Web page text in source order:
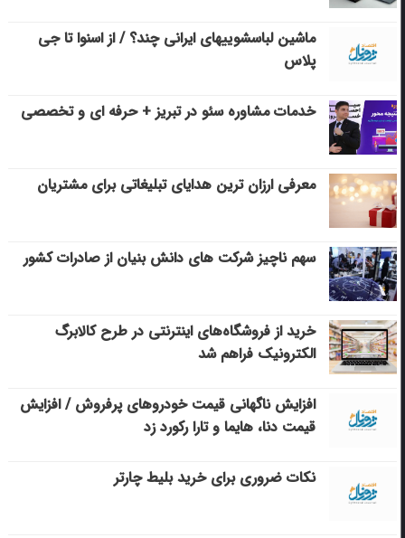
ماشین لباسشویی‎های ایرانی چند؟ / از اسنوا تا جی
پلاس
خدمات مشاوره سئو در تبریز + حرفه ای و تخصصی
معرفی ارزان ترین هدایای تبلیغاتی برای مشتریان
سهم ناچیز شرکت های دانش بنیان از صادرات کشور
خرید از فروشگاه‌های اینترنتی در طرح کالابرگ
الکترونیک فراهم شد
افزایش ناگهانی قیمت خودروهای پرفروش / افزایش
قیمت دنا، هایما و تارا رکورد زد
نکات ضروری برای خرید بلیط چارتر